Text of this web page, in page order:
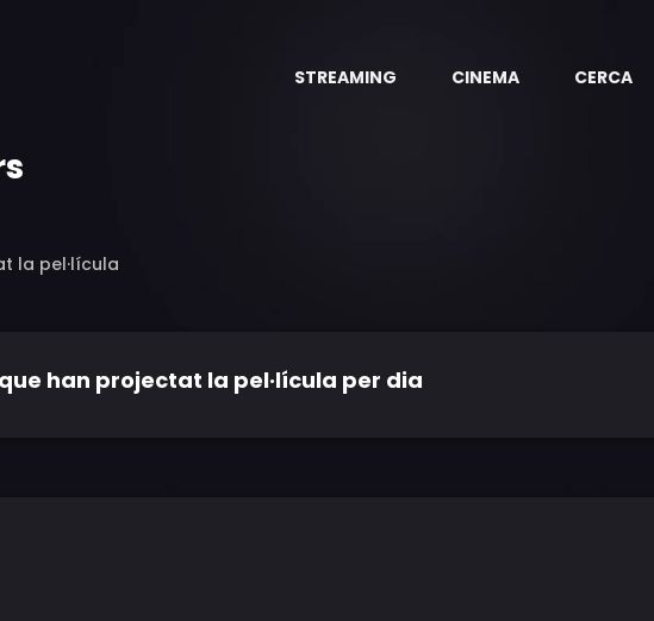
STREAMING CINEMA CERCA
la pel·lícula
han projectat la pel·lícula per dia